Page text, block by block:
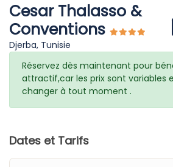
Cesar Thalasso &
Conventions
Djerba, Tunisie
Réservez dès maintenant pour
attractif,car les prix sont variables
changer à tout moment .
Dates et Tarifs